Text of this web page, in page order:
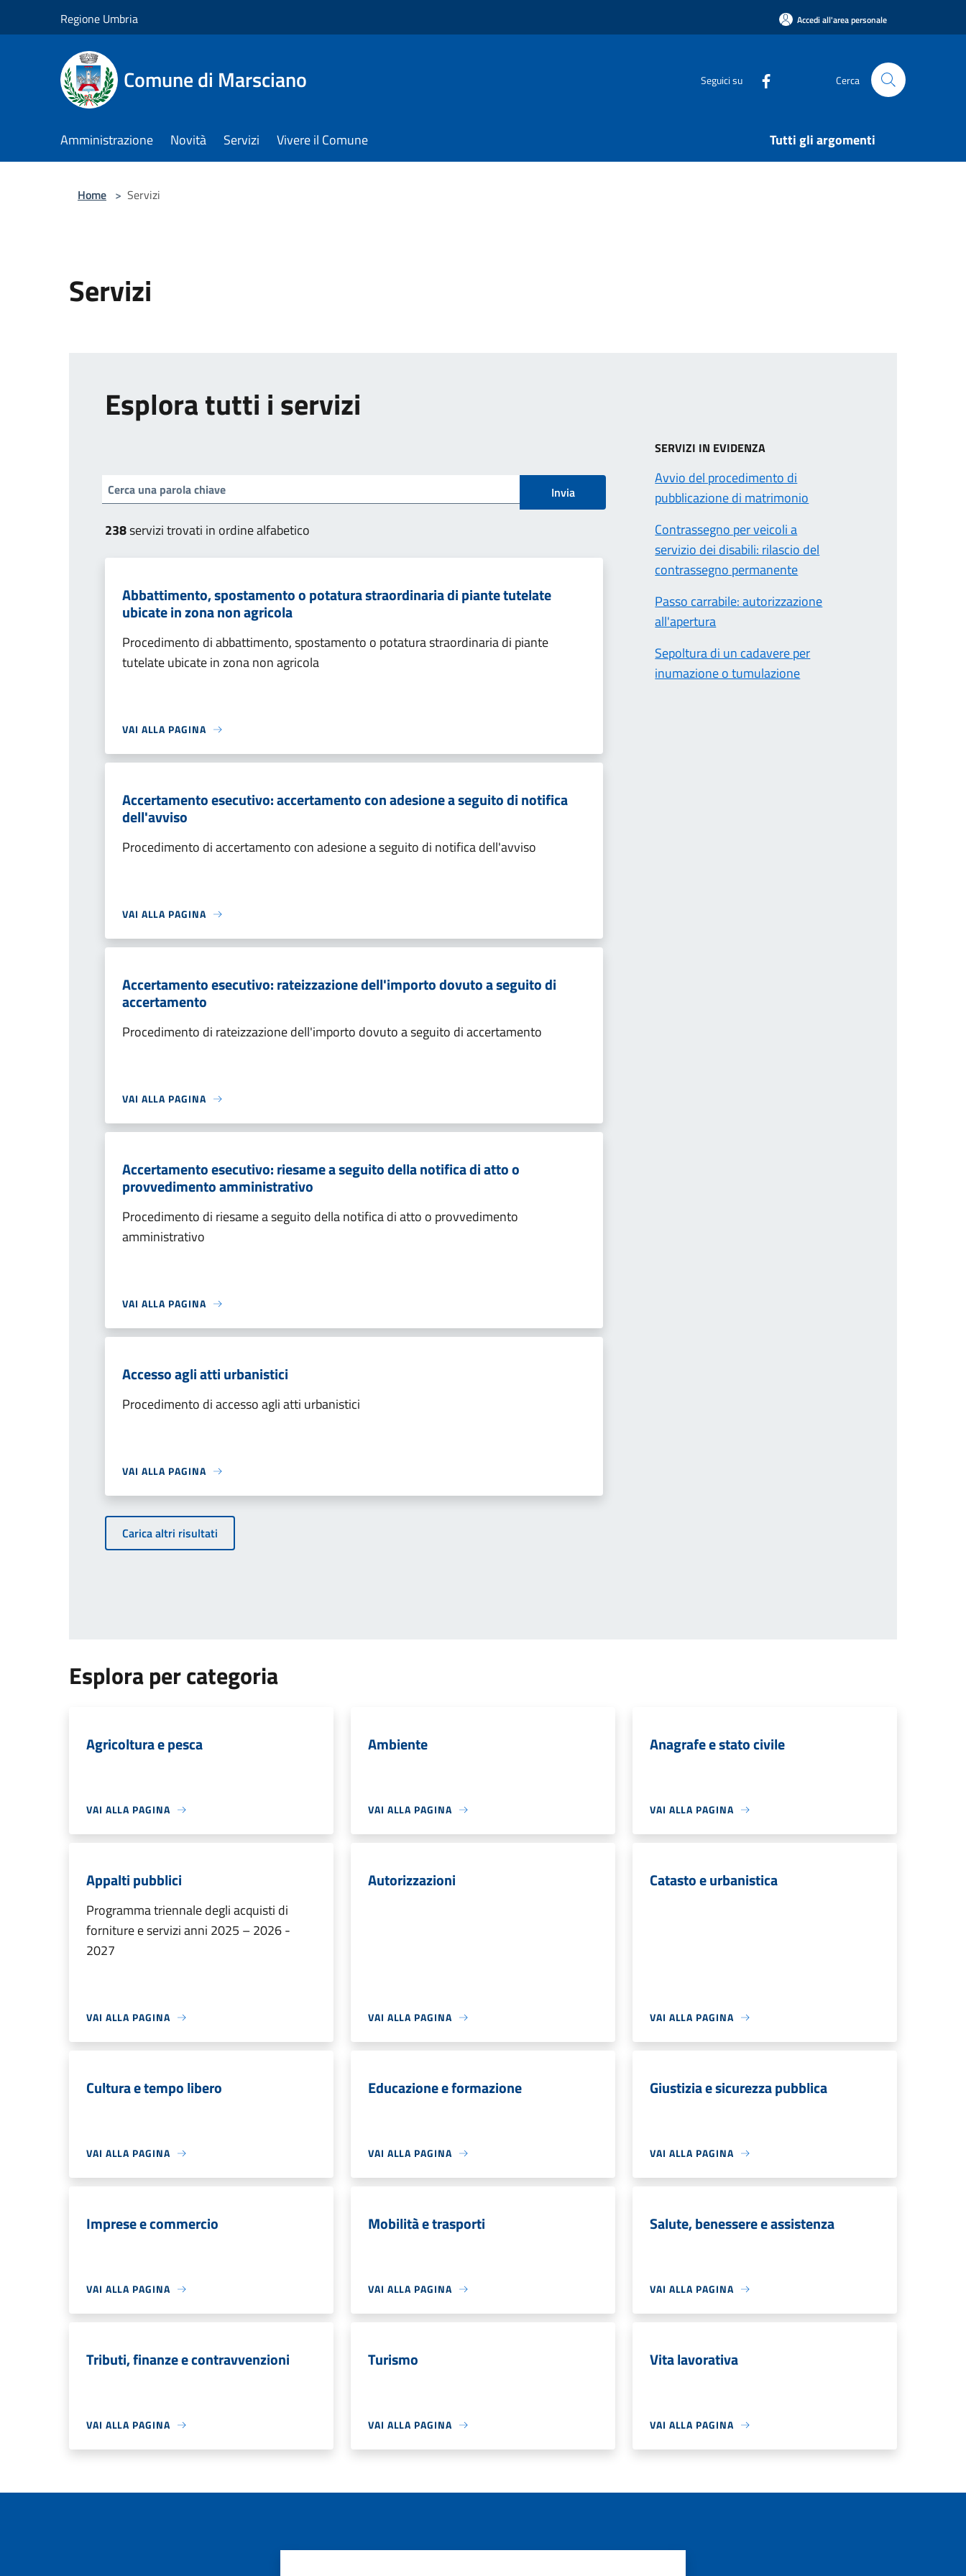
Regione Umbria Accedi all'area personale
Comune di Marsciano Seguici su Cerca
Amministrazione Novità Servizi Vivere il Comune Tutti gli argomenti
Home > Servizi
Servizi
Esplora tutti i servizi
Invia
238servizi trovati in ordine alfabetico
Abbattimento, spostamento o potatura straordinaria di piante tutelate
ubicate in zona non agricola
Procedimento di abbattimento, spostamento o potatura straordinaria di piante
tutelate ubicate in zona non agricola
VAI ALLA PAGINA
Accertamento esecutivo: accertamento con adesione a seguito di notifica
dell'avviso
Procedimento di accertamento con adesione a seguito di notifica dell'avviso
VAI ALLA PAGINA
Accertamento esecutivo: rateizzazione dell'importo dovuto a seguito di
accertamento
Procedimento di rateizzazione dell'importo dovuto a seguito di accertamento
VAI ALLA PAGINA
Accertamento esecutivo: riesame a seguito della notifica di atto o
provvedimento amministrativo
Procedimento di riesame a seguito della notifica di atto o provvedimento
amministrativo
VAI ALLA PAGINA
Accesso agli atti urbanistici
Procedimento di accesso agli atti urbanistici
VAI ALLA PAGINA
Carica altri risultati
SERVIZI IN EVIDENZA
Avvio del procedimento di
pubblicazione di matrimonio
Contrassegno per veicoli a
servizio dei disabili: rilascio del
contrassegno permanente
Passo carrabile: autorizzazione
all'apertura
Sepoltura di un cadavere per
inumazione o tumulazione
Esplora per categoria
Agricoltura e pesca
VAI ALLA PAGINA
Ambiente
VAI ALLA PAGINA
Anagrafe e stato civile
VAI ALLA PAGINA
Appalti pubblici
Programma triennale degli acquisti di
forniture e servizi anni 2025 – 2026 -
2027
VAI ALLA PAGINA
Autorizzazioni
VAI ALLA PAGINA
Catasto e urbanistica
VAI ALLA PAGINA
Cultura e tempo libero
VAI ALLA PAGINA
Educazione e formazione
VAI ALLA PAGINA
Giustizia e sicurezza pubblica
VAI ALLA PAGINA
Imprese e commercio
VAI ALLA PAGINA
Mobilità e trasporti
VAI ALLA PAGINA
Salute, benessere e assistenza
VAI ALLA PAGINA
Tributi, finanze e contravvenzioni
VAI ALLA PAGINA
Turismo
VAI ALLA PAGINA
Vita lavorativa
VAI ALLA PAGINA